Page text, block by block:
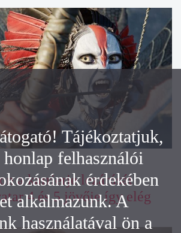
a karrierje lezárását
4 és 5 jövője így elég
Tájékoztatjuk,
felhasználói
érdekében
alkalmazunk. A
használatával ön a